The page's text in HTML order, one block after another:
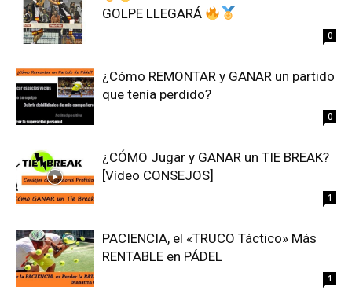
GOLPE LLEGARÁ
0
¿Cómo REMONTAR y GANAR un partido
que tenía perdido?
0
¿CÓMO Jugar y GANAR un TIE BREAK?
[Vídeo CONSEJOS]
1
PACIENCIA, el «TRUCO Táctico» Más
RENTABLE en PÁDEL
1